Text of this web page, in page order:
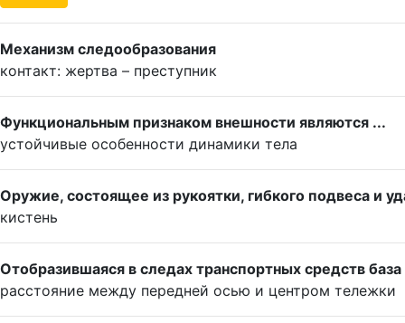
Механизм следообразования
контакт: жертва – преступник
Функциональным признаком внешности являются ...
устойчивые особенности динамики тела
Оружие, состоящее из рукоятки, гибкого подвеса и
кистень
Отобразившаяся в следах транспортных средств
расстояние между передней осью и центром тележки